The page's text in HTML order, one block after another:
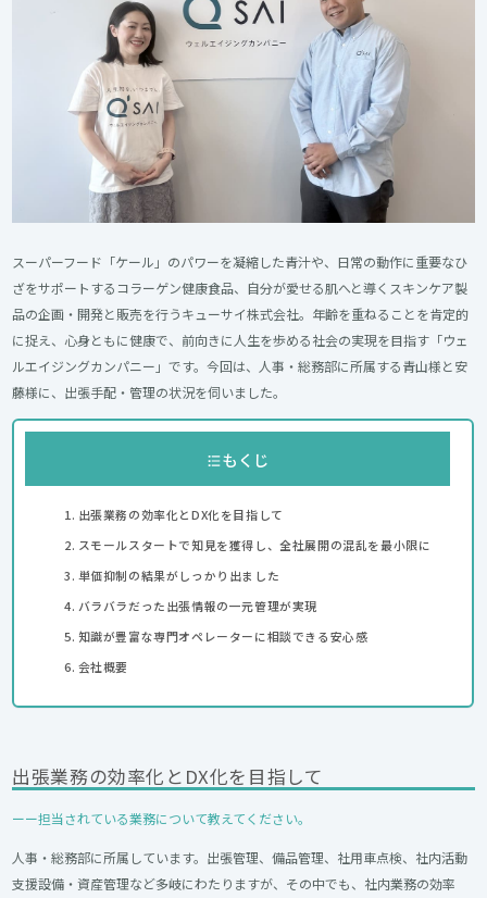
スーパーフード「ケール」のパワーを凝縮した青汁や、日常の動作に重要なひ
ざをサポートするコラーゲン健康食品、自分が愛せる肌へと導くスキンケア製
品の企画・開発と販売を行うキューサイ株式会社。年齢を重ねることを肯定的
に捉え、心身ともに健康で、前向きに人生を歩める社会の実現を目指す「ウェ
ルエイジングカンパニー」です。今回は、人事・総務部に所属する青山様と安
藤様に、出張手配・管理の状況を伺いました。
もくじ
出張業務の効率化とDX化を目指して
スモールスタートで知見を獲得し、全社展開の混乱を最小限に
単価抑制の結果がしっかり出ました
バラバラだった出張情報の一元管理が実現
知識が豊富な専門オペレーターに相談できる安心感
会社概要
出張業務の効率化とDX化を目指して
ーー担当されている業務について教えてください。
人事・総務部に所属しています。出張管理、備品管理、社用車点検、社内活動
支援設備・資産管理など多岐にわたりますが、その中でも、社内業務の効率